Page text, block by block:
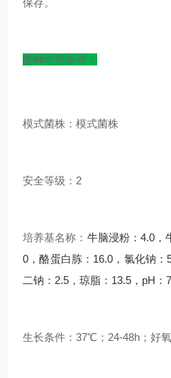
保存。
菌种培养条件：
模式菌株：模式菌株
安全等级：2
培养基名称： 牛脑浸粉：4.0，
0，酪蛋白胨：16.0，氯化钠
二钠：2.5，琼脂：13.5，pH：
生长条件：37℃；24-48h；好氧